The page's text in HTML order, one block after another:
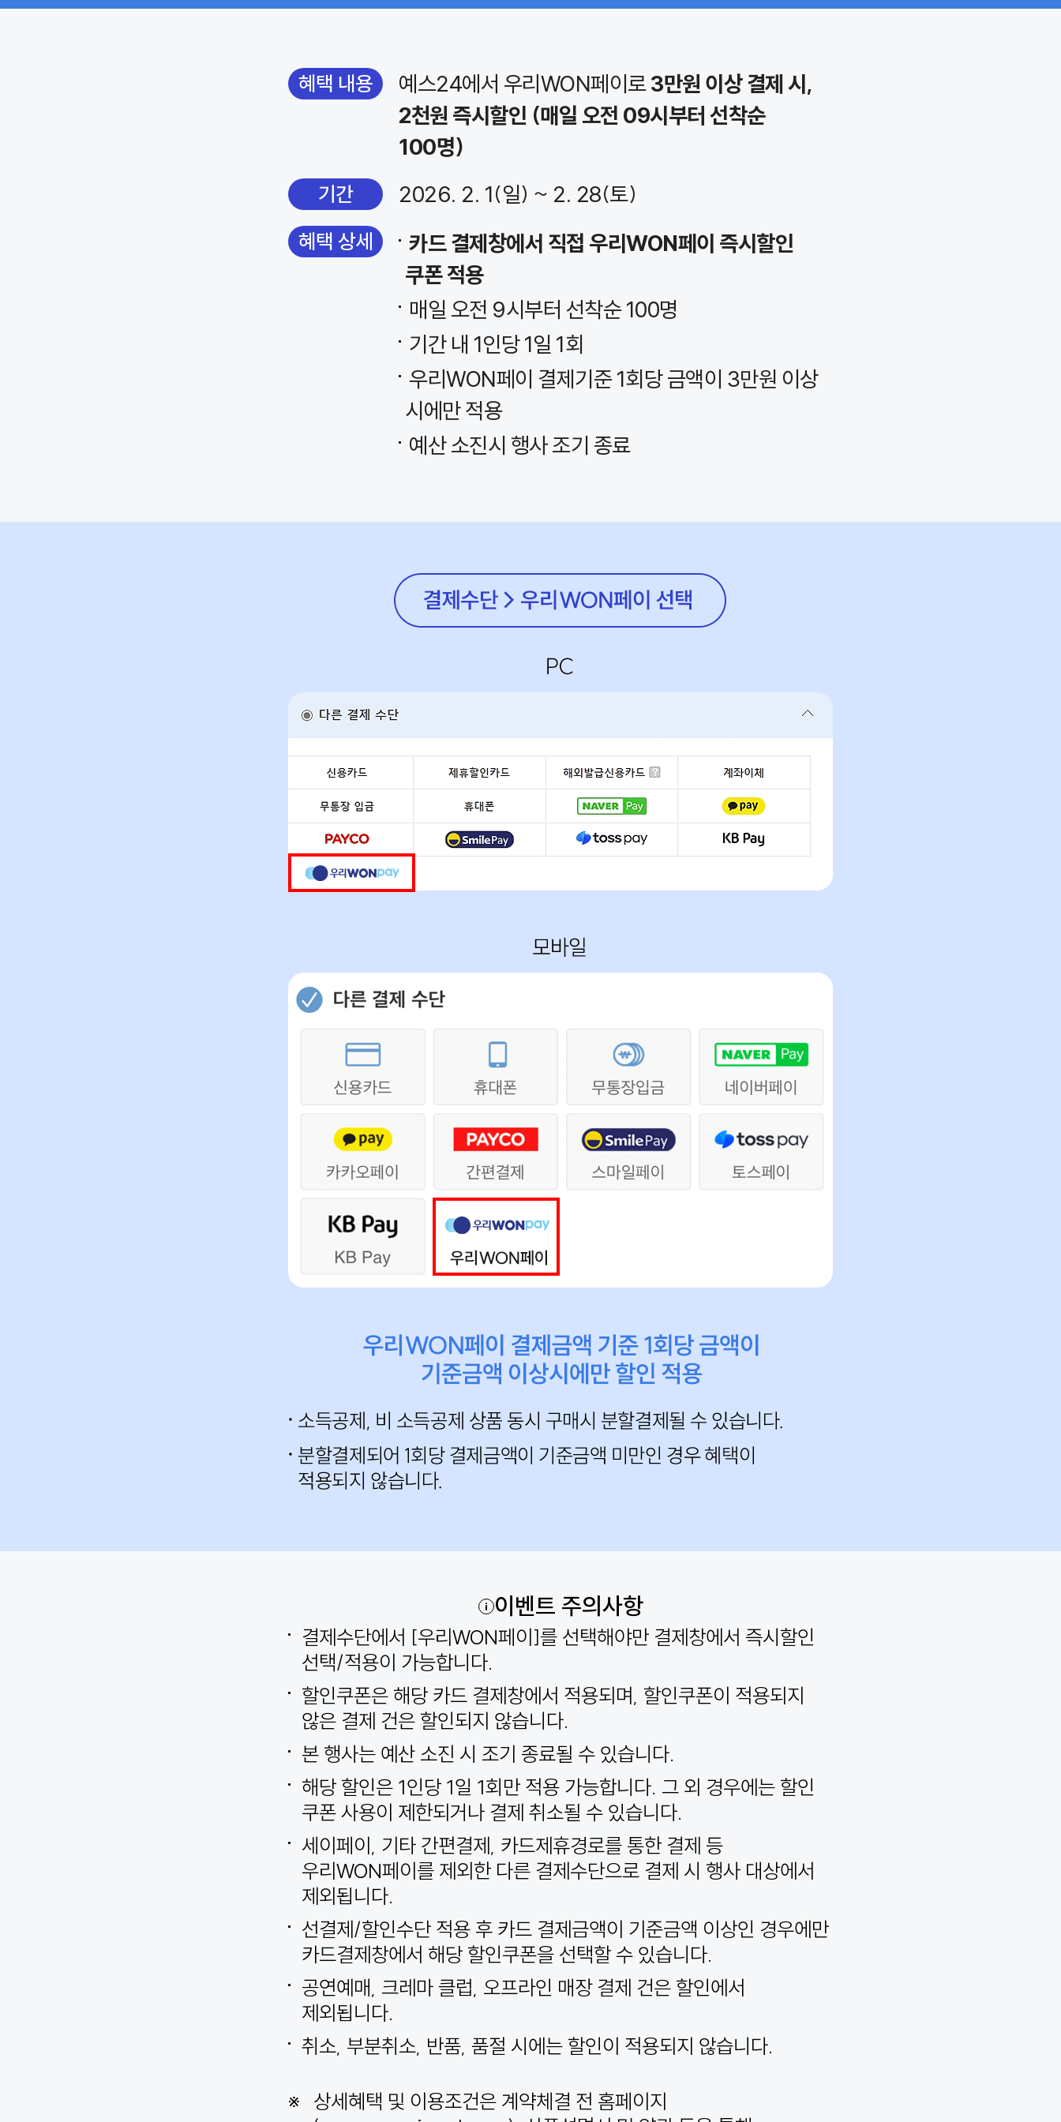
혜택 내용 예스24에서 우리WON페이로3만원 이상 결제 시,
2천원 즉시할인 (매일 오전 09시부터 선착순
100명)
기간 2026. 2. 1(일) ~ 2. 28(토)
혜택 상세
카드 결제창에서 직접 우리WON페이 즉시할인
쿠폰 적용
매일 오전 9시부터 선착순 100명
기간 내 1인당 1일 1회
우리WON페이 결제기준 1회당 금액이 3만원 이상
시에만 적용
예산 소진시 행사 조기 종료
이벤트 주의사항
결제수단에서 [우리WON페이]를 선택해야만 결제창에서 즉시할인
선택/적용이 가능합니다.
할인쿠폰은 해당 카드 결제창에서 적용되며, 할인쿠폰이 적용되지
않은 결제 건은 할인되지 않습니다.
본 행사는 예산 소진 시 조기 종료될 수 있습니다.
해당 할인은 1인당 1일 1회만 적용 가능합니다. 그 외 경우에는 할인
쿠폰 사용이 제한되거나 결제 취소될 수 있습니다.
세이페이, 기타 간편결제, 카드제휴경로를 통한 결제 등
우리WON페이를 제외한 다른 결제수단으로 결제 시 행사 대상에서
제외됩니다.
선결제/할인수단 적용 후 카드 결제금액이 기준금액 이상인 경우에만
카드결제창에서 해당 할인쿠폰을 선택할 수 있습니다.
공연예매, 크레마 클럽, 오프라인 매장 결제 건은 할인에서
제외됩니다.
취소, 부분취소, 반품, 품절 시에는 할인이 적용되지 않습니다.
상세혜택 및 이용조건은 계약체결 전 홈페이지